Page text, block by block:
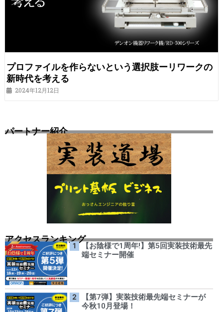
プロファイルを作らないという選択肢ーリワークの
新時代を考える
2024年12月12日
パートナー紹介
アクセスランキング
【お陰様で1周年!】第5回実装技術最先
端セミナー開催
【第7弾】実装技術最先端セミナーが
今秋10月登場！